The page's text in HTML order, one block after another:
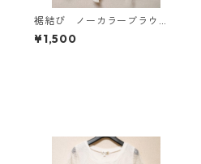
裾結び ノーカラーブラウ
ス ３Ｌ アイボリー KAE-
4813
¥1,500